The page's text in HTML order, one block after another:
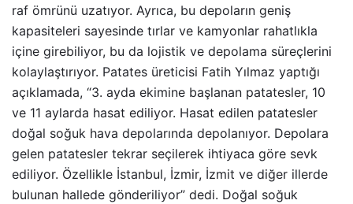
raf ömrünü uzatıyor. Ayrıca, bu depoların geniş
kapasiteleri sayesinde tırlar ve kamyonlar rahatlıkla
içine girebiliyor, bu da lojistik ve depolama süreçlerini
kolaylaştırıyor. Patates üreticisi Fatih Yılmaz yaptığı
açıklamada, “3. ayda ekimine başlanan patatesler, 10
ve 11 aylarda hasat ediliyor. Hasat edilen patatesler
doğal soğuk hava depolarında depolanıyor. Depolara
gelen patatesler tekrar seçilerek ihtiyaca göre sevk
ediliyor. Özellikle İstanbul, İzmir, İzmit ve diğer illerde
bulunan hallede gönderiliyor” dedi. Doğal soğuk